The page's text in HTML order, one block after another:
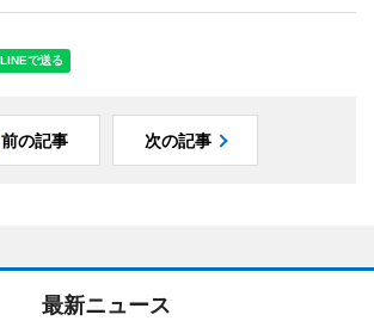
前の記事 次の記事
最新ニュース